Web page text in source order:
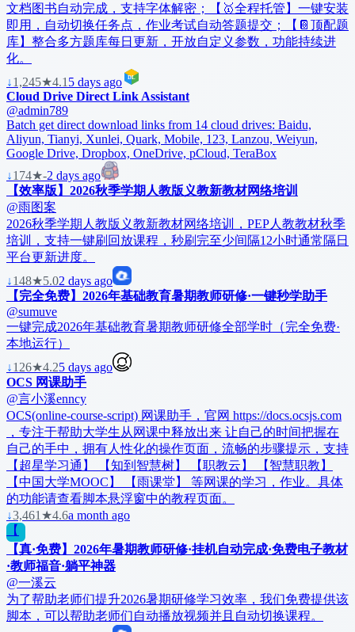
文档图书自动完成，支持字体解密；【🥇全程托管】一键安装
即用，自动切换任务点，作业考试自动答题提交；【📔顶配题
库】整合多方题库每日更新，开放自定义参数，功能持续进
化。
↓1,245★4.1 5 days ago
Cloud Drive Direct Link Assistant
@admin789
Batch get direct download links from 14 cloud drives: Baidu,
Aliyun, Tianyi, Xunlei, Quark, Mobile, 123, Lanzou, Weiyun,
Google Drive, Dropbox, OneDrive, pCloud, TeraBox
↓174★-2 days ago
【效率版】2026秋季学期人教版义教新教材网络培训
@雨图案
2026秋季学期人教版义教新教材网络培训，PEP人教教材秋季
培训，支持一键刷回放课程，秒刷完至少间隔12小时通常隔日
平台更新进度。
↓148★5.02 days ago
【完全免费】2026年基础教育暑期教师研修·一键秒学助手
@sumuve
一键完成2026年基础教育暑期教师研修全部学时（完全免费·
本地运行）
↓126★4.25 days ago
OCS 网课助手
@言小溪enncy
OCS(online-course-script) 网课助手，官网 https://docs.ocsjs.com
，专注于帮助大学生从网课中释放出来 让自己的时间把握在
自己的手中，拥有人性化的操作页面，流畅的步骤提示，支持
【超星学习通】 【知到智慧树】 【职教云】 【智慧职教】
【中国大学MOOC】 【雨课堂】 等网课的学习，作业。具体
的功能请查看脚本悬浮窗中的教程页面。
↓3,461 ★4.6a month ago
【
【真·免费】2026年暑期教师研修·挂机自动完成·免费电子教材
·教师福音·躺平神器
@一溪云
为了帮助老师们提升2026暑期研修学习效率，我们免费提供该
脚本，可以帮助老师们自动播放视频并且自动切换课程。